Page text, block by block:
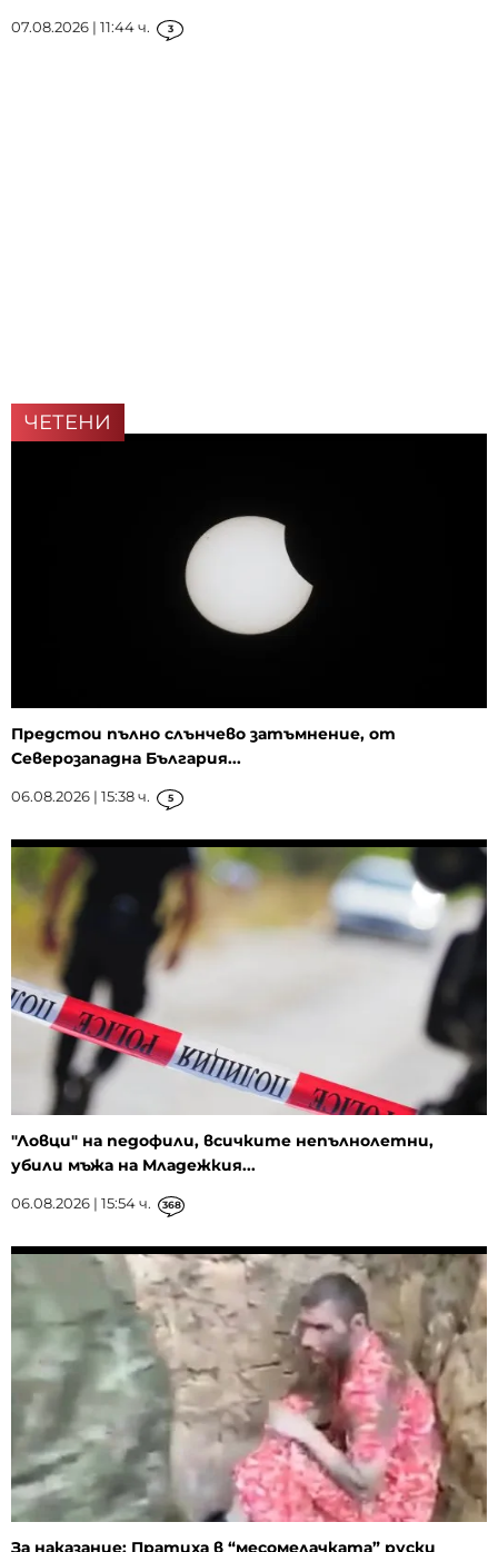
07.08.2026 | 11:44 ч. 3
ЧЕТЕНИ
Предстои пълно слънчево затъмнение, от
Северозападна България...
06.08.2026 | 15:38 ч. 5
"Ловци" на педофили, всичките непълнолетни,
убили мъжа на Младежкия...
06.08.2026 | 15:54 ч. 368
За наказание: Пратиха в “месомелачката” руски